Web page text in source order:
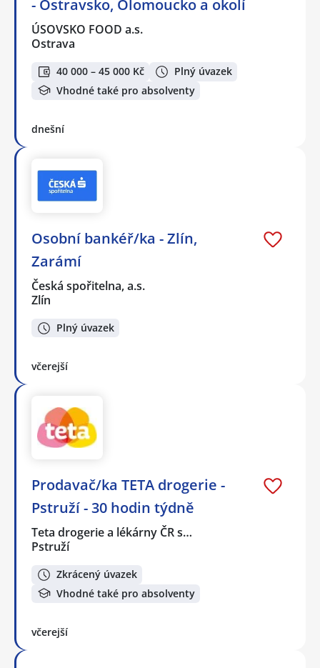
- Ostravsko, Olomoucko a okolí
ÚSOVSKO FOOD a.s.
Ostrava
40 000 – 45 000 Kč
Plný úvazek
Vhodné také pro absolventy
dnešní
Osobní bankéř/ka - Zlín,
Zarámí
Česká spořitelna, a.s.
Zlín
Plný úvazek
včerejší
Prodavač/ka TETA drogerie -
Pstruží - 30 hodin týdně
Teta drogerie a lékárny ČR s…
Pstruží
Zkrácený úvazek
Vhodné také pro absolventy
včerejší